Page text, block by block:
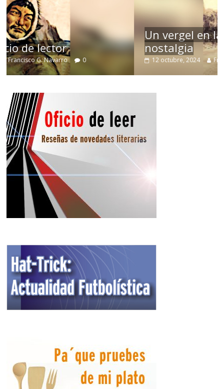
Un vergel en las nieblas de la
nostalgia
12 octubre, 2024 Francisco G. Navarro 0